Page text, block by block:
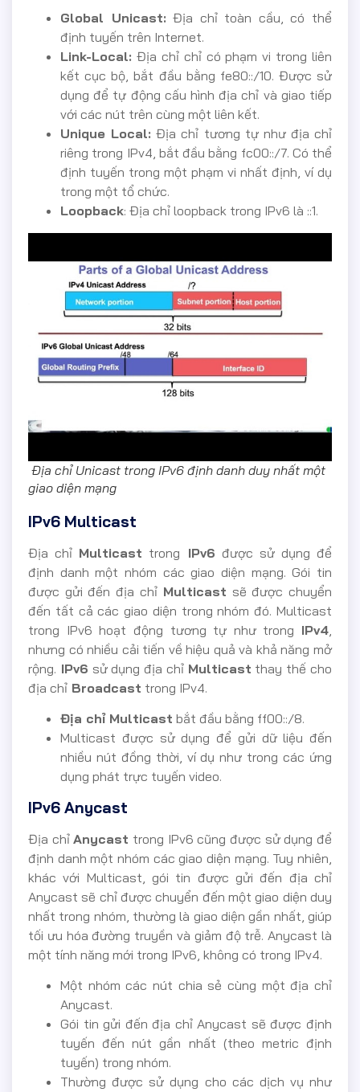
Global Unicast: Địa chỉ toàn cầu, có thể
định tuyến trên Internet.
Link-Local: Địa chỉ chỉ có phạm vi trong liên
kết cục bộ, bắt đầu bằng fe80::/10. Được sử
dụng để tự động cấu hình địa chỉ và giao tiếp
với các nút trên cùng một liên kết.
Unique Local: Địa chỉ tương tự như địa chỉ
riêng trong IPv4, bắt đầu bằng fc00::/7. Có thể
định tuyến trong một phạm vi nhất định, ví dụ
trong một tổ chức.
Loopback: Địa chỉ loopback trong IPv6 là ::1.
Địa chỉ Unicast trong IPv6 định danh duy nhất một
giao diện mạng
IPv6 Multicast
Địa chỉ Multicast trong IPv6 được sử dụng để
định danh một nhóm các giao diện mạng. Gói tin
được gửi đến địa chỉMulticast sẽ được chuyển
đến tất cả các giao diện trong nhóm đó. Multicast
trong IPv6 hoạt động tương tự như trong IPv4
nhưng có nhiều cải tiến về hiệu quả và khả năng mở
rộng. IPv6 sử dụng địa chỉ Multicast thay thế cho
địa chỉ Broadcast trong IPv4.
Địa chỉ Multicast bắt đầu bằng ff00::/8.
Multicast được sử dụng để gửi dữ liệu đến
nhiều nút đồng thời, ví dụ như trong các ứng
dụng phát trực tuyến video.
IPv6 Anycast
Địa chỉAnycast trong IPv6 cũng được sử dụng để
định danh một nhóm các giao diện mạng. Tuy nhiên,
khác với Multicast, gói tin được gửi đến địa chỉ
Anycast sẽ chỉ được chuyển đến một giao diện duy
nhất trong nhóm, thường là giao diện gần nhất, giúp
tối ưu hóa đường truyền và giảm độ trễ. Anycast là
một tính năng mới trong IPv6, không có trong IPv4.
Một nhóm các nút chia sẻ cùng một địa chỉ
Anycast.
Gói tin gửi đến địa chỉ Anycast sẽ được định
tuyến đến nút gần nhất (theo metric định
tuyến) trong nhóm.
Thường được sử dụng cho các dịch vụ như